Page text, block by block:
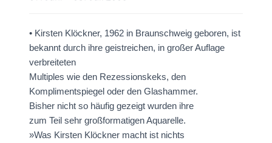
• Kirsten Klöckner, 1962 in Braunschweig geboren, ist
bekannt durch ihre geistreichen, in großer Auflage
verbreiteten
Multiples wie den Rezessionskeks, den
Komplimentspiegel oder den Glashammer.
Bisher nicht so häufig gezeigt wurden ihre
zum Teil sehr großformatigen Aquarelle.
»Was Kirsten Klöckner macht ist nichts